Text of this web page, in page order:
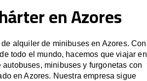
en Azores
alquiler de minibuses en Azores. Con
todo el mundo, hacemos que viajar en
minibuses y furgonetas con
en Azores. Nuestra empresa sigue